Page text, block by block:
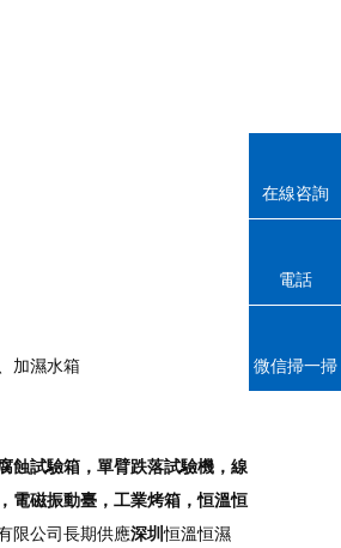
加濕水箱
蝕試驗箱，單臂跌落試驗機，線
電磁振動臺，工業烤箱，恒溫恒
限公司長期供應深圳恒溫恒濕
在線咨詢
電話
微信掃一掃